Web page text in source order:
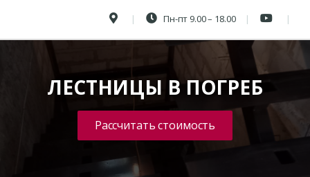
Пн-пт 9.00 – 18.00
ЛЕСТНИЦЫ В ПОГРЕБ
Рассчитать стоимость